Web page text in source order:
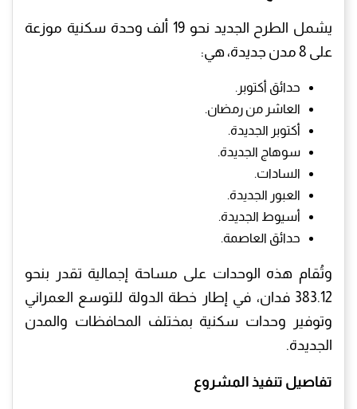
يشمل الطرح الجديد نحو 19 ألف وحدة سكنية موزعة
على 8 مدن جديدة، هي:
حدائق أكتوبر.
العاشر من رمضان.
أكتوبر الجديدة.
سوهاج الجديدة.
السادات.
العبور الجديدة.
أسيوط الجديدة.
حدائق العاصمة.
وتُقام هذه الوحدات على مساحة إجمالية تقدر بنحو
383.12 فدان، في إطار خطة الدولة للتوسع العمراني
وتوفير وحدات سكنية بمختلف المحافظات والمدن
الجديدة.
تفاصيل تنفيذ المشروع